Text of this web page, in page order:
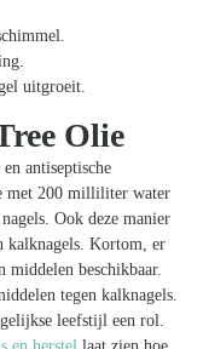
uitgroeit.
Olie
antiseptische
met 200 milliliter water
Ook deze manier
kalknagels. Kortom, er
middelen beschikbaar.
tegen kalknagels.
leefstijl een rol.